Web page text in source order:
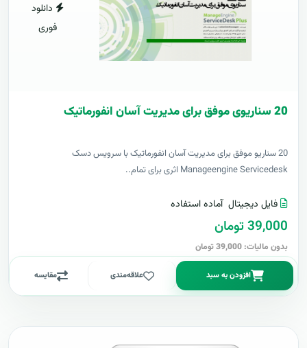
دانلود
فوری
20 سناریوی موفق برای مدیریت آسان انفورماتیک
20 سناریو موفق برای مدیریت آسان انفورماتیک با سرویس دسک
Manageengine Servicedesk اثری برای تمام..
فایل دیجیتال آماده استفاده
39,000 تومان
بدون مالیات: 39,000 تومان
افزودن به سبد علاقه‌مندی مقایسه